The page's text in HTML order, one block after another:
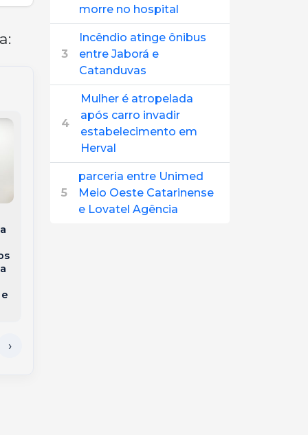
Voa+SC: Joaçaba terá
voos diretos para
morre no hospital
3
Incêndio atinge ônibus
entre Jaborá e
Catanduvas
4
Mulher é atropelada
após carro invadir
estabelecimento em
Herval
5
parceria entre Unimed
Meio Oeste Catarinense
e Lovatel Agência